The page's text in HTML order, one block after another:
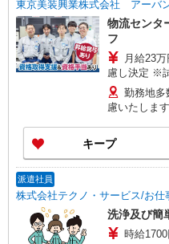
東京美装興業株式会社 アーバ
物流センタ
フ
月給23
慮し決定 ※
差異はありません） ★残業が
支給 【別途、各種手当有】 ・技術手当：各種資格
取得に伴い
18,000円 ・
当割増あり
【技術手当
種（月
7,000円）
勤務地多
慮いたします！ 物流センター※北戸田駅
ずれも駅チ
宿3-1-26 【
野】 東京都
祥寺南町1-7-
20-3 【町田
田市原町田
区桜木町2-3 その他 東京都港区※高輪ゲートウェ
キープ
派遣社員
株式会社テクノ・サービス/お仕
洗浄及び簡
時給